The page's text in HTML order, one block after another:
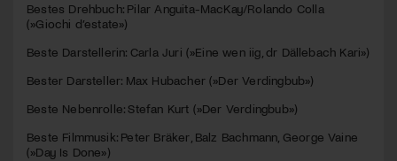
Bestes Drehbuch: Pilar Anguita-MacKay/Rolando Colla
(»Giochi d’estate»)
Beste Darstellerin: Carla Juri (»Eine wen iig, dr Dällebach Kari»)
Bester Darsteller: Max Hubacher (»Der Verdingbub»)
Beste Nebenrolle: Stefan Kurt (»Der Verdingbub»)
Beste Filmmusik: Peter Bräker, Balz Bachmann, George Vaine
(»Day Is Done»)